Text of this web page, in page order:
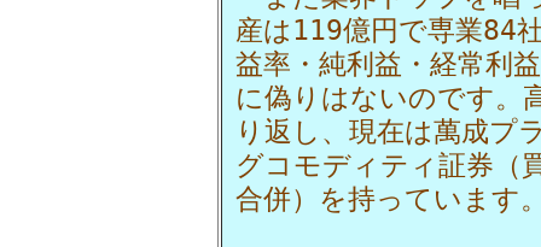
産は119億円で専業84
益率・純利益・経常利
に偽りはないのです。
り返し、現在は萬成プ
グコモディティ証券（
合併）を持っています